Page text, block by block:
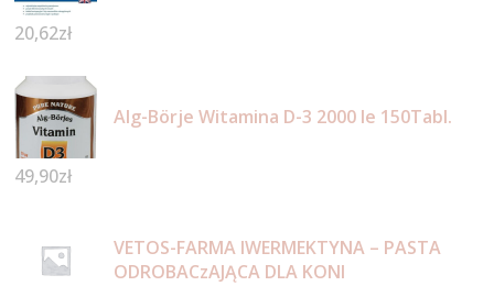
20,62zł
Alg-Börje Witamina D-3 2000 Ie 150Tabl.
49,90zł
VETOS-FARMA IWERMEKTYNA – PASTA
ODROBACzAJĄCA DLA KONI